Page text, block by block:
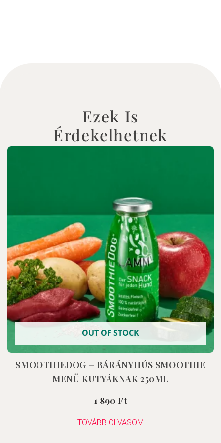
Ezek Is
Érdekelhetnek
OUT OF STOCK
SMOOTHIEDOG – BÁRÁNYHÚS SMOOTHIE
MENÜ KUTYÁKNAK 250ML
1 890Ft
TOVÁBB OLVASOM